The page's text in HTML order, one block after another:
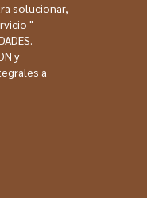
solucionar,
"
y
a